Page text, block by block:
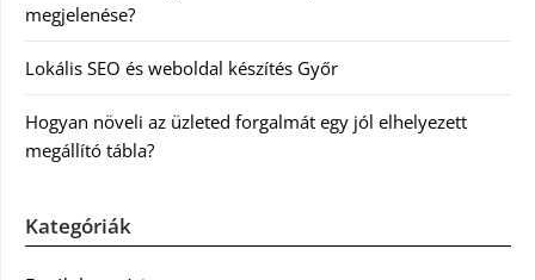
megjelenése?
Lokális SEO és weboldal készítés Győr
Hogyan növeli az üzleted forgalmát egy jól elhelyezett
megállító tábla?
Kategóriák